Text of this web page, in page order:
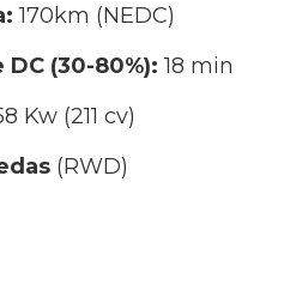
170km (NEDC)
DC (30-80%):18 min
Kw (211 cv)
(RWD)